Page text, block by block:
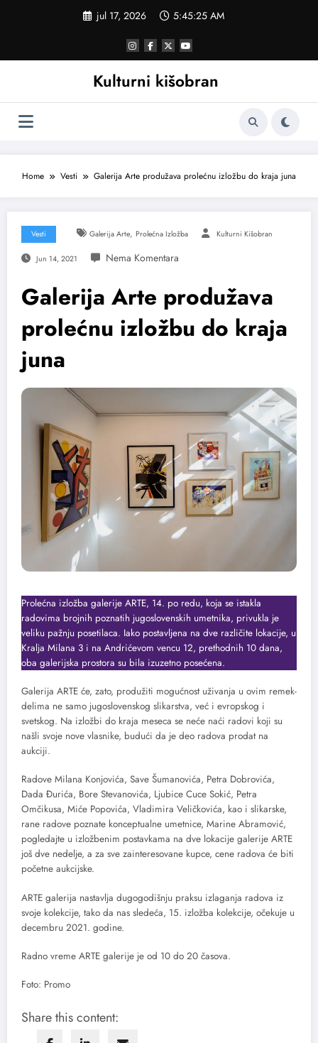
jul 17, 2026 5:45:26 AM
Kulturni kišobran
Home Vesti Galerija Arte produžava prolećnu izložbu do kraja juna
Vesti Galerija Arte, Prolećna Izložba Kulturni Kišobran
Jun 14, 2021
Galerija Arte produžava
prolećnu izložbu do kraja
juna
Prolećna izložba galerije ARTE, 14. po redu, koja se istakla
radovima brojnih poznatih jugoslovenskih umetnika, privukla je
veliku pažnju posetilaca. Iako postavljena na dve različite lokacije, u
Kralja Milana 3 i na Andrićevom vencu 12, prethodnih 10 dana,
oba galerijska prostora su bila izuzetno posećena.
Galerija ARTE će, zato, produžiti mogućnost uživanja u ovim remek-
delima ne samo jugoslovenskog slikarstva, već i evropskog i
svetskog. Na izložbi do kraja meseca se neće naći radovi koji su
našli svoje nove vlasnike, budući da je deo radova prodat na
aukciji.
Radove Milana Konjovića, Save Šumanovića, Petra Dobrovića,
Dada Đurića, Bore Stevanovića, Ljubice Cuce Sokić, Petra
Omčikusa, Miće Popovića, Vladimira Veličkovića, kao i slikarske,
rane radove poznate konceptualne umetnice, Marine Abramović,
pogledajte u izložbenim postavkama na dve lokacije galerije ARTE
još dve nedelje, a za sve zainteresovane kupce, cene radova će biti
početne aukcijske.
ARTE galerija nastavlja dugogodišnju praksu izlaganja radova iz
svoje kolekcije, tako da nas sledeća, 15. izložba kolekcije, očekuje u
decembru 2021. godine.
Radno vreme ARTE galerije je od 10 do 20 časova.
Foto: Promo
Share this content: